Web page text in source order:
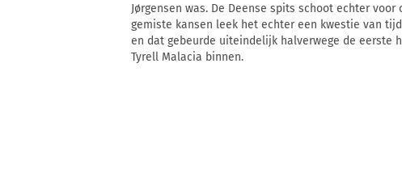
Jørgensen was. De Deense spits schoot echter
gemiste kansen leek het echter een kwestie van
en dat gebeurde uiteindelijk halverwege de eerste
Tyrell Malacia binnen.